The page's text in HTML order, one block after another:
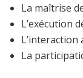
La maîtrise
L’exécution
L’interaction
La